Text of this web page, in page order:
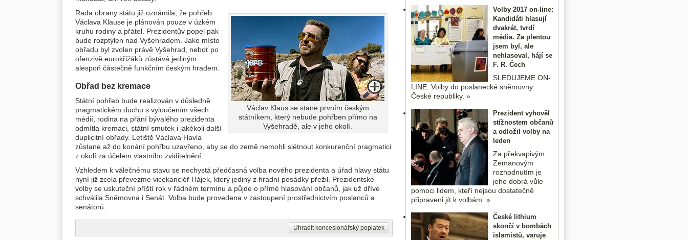
Václav Klaus se stane prvním českým
státníkem, který nebude pohřben přímo na
Vyšehradě, ale v jeho okolí.
Rada obrany státu již oznámila, že pohřeb
Václava Klause je plánován pouze v úzkém
kruhu rodiny a přátel. Prezidentův popel pak
bude rozptýlen nad Vyšehradem. Jako místo
obřadu byl zvolen právě Vyšehrad, neboť po
ofenzivě eurokřižáků zůstává jediným
alespoň částečně funkčním českým hradem.
Obřad bez kremace
Státní pohřeb bude realizován v důsledně
pragmatickém duchu s vyloučením všech
médií, rodina na přání bývalého prezidenta
odmítla kremaci, státní smutek i jakékoli další
duplicitní obřady. Letiště Václava Havla
zůstane až do konání pohřbu uzavřeno, aby se do země nemohli slétnout konkurenční pragmatici
z okolí za účelem vlastního zviditelnění.
Vzhledem k válečnému stavu se nechystá předčasná volba nového prezidenta a úřad hlavy státu
nyní již zcela převezme vicekancléř Hájek, který jediný z hradní posádky přežil. Prezidentské
volby se uskuteční příští rok v řádném termínu a půjde o přímé hlasování občanů, jak už dříve
schválila Sněmovna i Senát. Volba bude provedena v zastoupení prostřednictvím poslanců a
senátorů.
Uhradit koncesionářský poplatek
Volby 2017 on-line:
Kandidáti hlasují
dvakrát, tvrdí
média. Za plentou
jsem byl, ale
nehlasoval, hájí se
F. R. Čech
SLEDUJEME ON-
LINE: Volby do poslanecké sněmovny
České republiky. »
Prezident vyhověl
stížnostem občanů
a odložil volby na
leden
Za překvapivým
Zemanovým
rozhodnutím je
jeho dobrá vůle
pomoci lidem, kteří nejsou dostatečně
připraveni jít k volbám. »
České lithium
skončí v bombách
islamistů, varuje